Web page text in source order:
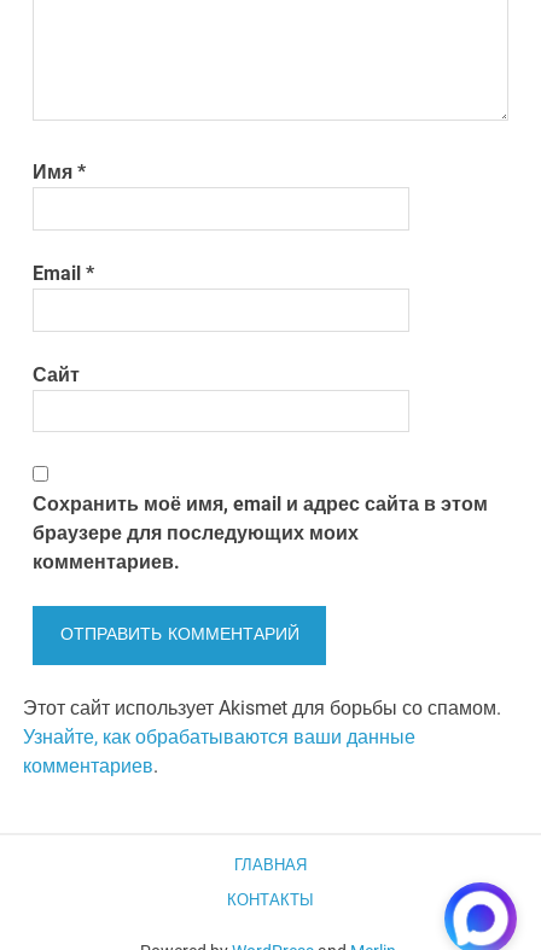
Имя*
Email*
Сайт
Сохранить моё имя, email и адрес сайта в этом
браузере для последующих моих
комментариев.
Этот сайт использует Akismet для борьбы со спамом.
Узнайте, как обрабатываются ваши данные
комментариев.
ГЛАВНАЯ
КОНТАКТЫ